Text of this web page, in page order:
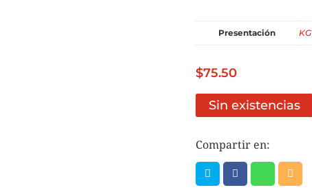
Presentación KG
$75.50
Sin existencias
Compartir en: